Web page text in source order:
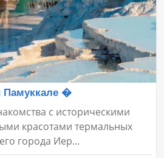
Памуккале �
с историческими
красотами термальных
города Иер...